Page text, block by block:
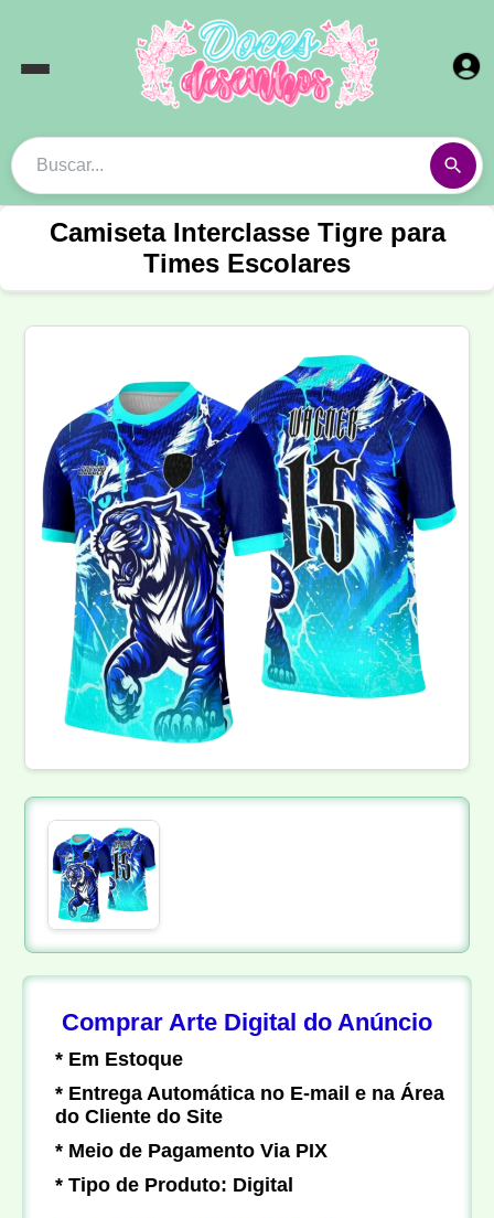
Camiseta Interclasse Tigre para
Times Escolares
Comprar Arte Digital do Anúncio
* Em Estoque
* Entrega Automática no E-mail e na Área
do Cliente do Site
* Meio de Pagamento Via PIX
* Tipo de Produto: Digital